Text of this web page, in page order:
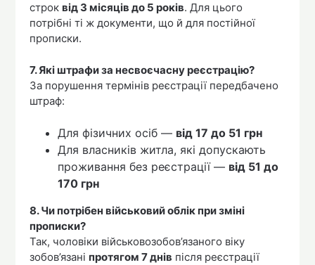
строк від 3 місяців до 5 років. Для цього
потрібні ті ж документи, що й для постійної
прописки.
7. Які штрафи за несвоєчасну реєстрацію?
За порушення термінів реєстрації передбачено
штраф:
Для фізичних осіб — від 17 до 51 грн
Для власників житла, які допускають
проживання без реєстрації — від 51 до
170 грн
8. Чи потрібен військовий облік при зміні
прописки?
Так, чоловіки військовозобов’язаного віку
зобов’язані протягом 7 днів після реєстрації